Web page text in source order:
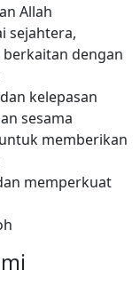
Allah
sejahtera,
dengan
kelepasan
sesama
memberikan
memperkuat